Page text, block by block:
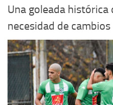
Una goleada histórica
necesidad de cambios